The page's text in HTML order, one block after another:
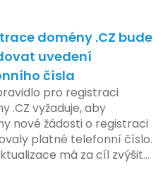
přípravu technické
a legislativních změn,
měly být předloženy do
roku. Očekává se,
fáze umožní adaptaci
a rozšíření podpory pro
přičemž všechny
technologie by měly
k testování v rámci
domény .CZ bude
uvedení
čísla
pro registraci
.CZ vyžaduje, aby
nové žádosti o registraci
platné telefonní číslo.
má za cíl zvýšit